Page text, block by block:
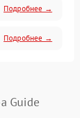
Подробнее →
Подробнее →
Guide